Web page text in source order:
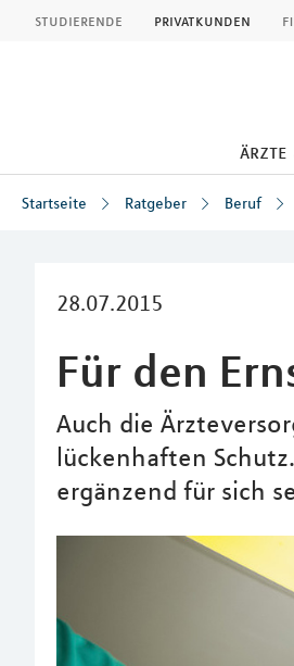
studierende privatkunden
ärzte
Startseite Ratgeber Beruf
28.07.2015
Für den
Auch die
lückenhaften
ergänzend für sich